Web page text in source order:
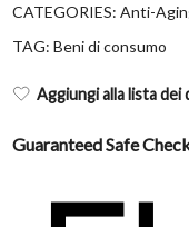
CATEGORIES: Anti-
TAG: Beni di consumo
Aggiungi alla lista dei
Guaranteed Safe